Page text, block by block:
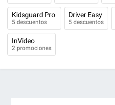
Kidsguard Pro
5 descuentos
Driver Easy
5 descuentos
InVideo
2 promociones